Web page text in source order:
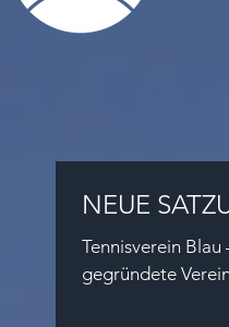
NEUE
Tennisverein Blau
gegründete